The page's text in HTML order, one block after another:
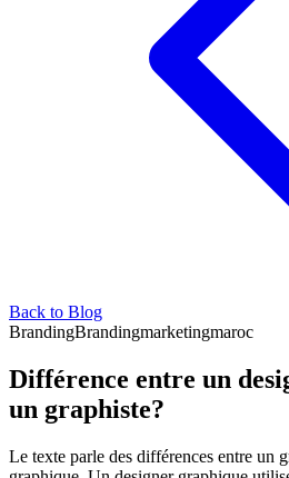
Back to Blog
BrandingBrandingmarketingmaroc
Différence entre un
un graphiste?
Le texte parle des différences entre un